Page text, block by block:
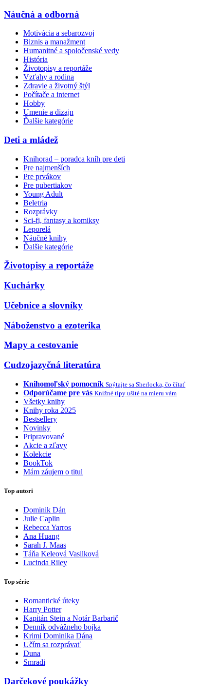
Náučná a odborná
Motivácia a sebarozvoj
Biznis a manažment
Humanitné a spoločenské vedy
História
Životopisy a reportáže
Vzťahy a rodina
Zdravie a životný štýl
Počítače a internet
Hobby
Umenie a dizajn
Ďalšie kategórie
Deti a mládež
Knihorad – poradca kníh pre deti
Pre najmenších
Pre prvákov
Pre pubertiakov
Young Adult
Beletria
Rozprávky
Sci-fi, fantasy a komiksy
Leporelá
Náučné knihy
Ďalšie kategórie
Životopisy a reportáže
Kuchárky
Učebnice a slovníky
Náboženstvo a ezoterika
Mapy a cestovanie
Cudzojazyčná literatúra
Knihomoľský pomocník Spýtajte sa Sherlocka, čo čítať
Odporúčame pre vás Knižné tipy ušité na mieru vám
Všetky knihy
Knihy roka 2025
Bestsellery
Novinky
Pripravované
Akcie a zľavy
Kolekcie
BookTok
Mám záujem o titul
Top autori
Dominik Dán
Julie Caplin
Rebecca Yarros
Ana Huang
Sarah J. Maas
Táňa Keleová Vasilková
Lucinda Riley
Top série
Romantické úteky
Harry Potter
Kapitán Stein a Notár Barbarič
Denník odvážneho bojka
Krimi Dominika Dána
Učím sa rozprávať
Duna
Smradi
Darčekové poukážky